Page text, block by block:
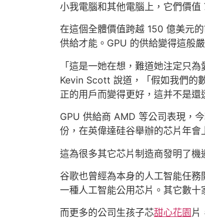
小我電腦和其他電腦上，它們價值
在這個全體價值跨越 150 億美元
供給才能。GPU 的供給變得這般
「這是一她在想，難道她注定只
Kevin Scott 說道，「假如我們的
正的用戶而變得更好，這并不是還
GPU 供給商 AMD 等公司表現，
份，在英偉達硅谷舉辦的芯片年
這為很多其它芯片制造商發明了機
谷歌也曾經為本身的人工智能任
一種人工智能公用芯片。其它數
而更多的公司生孩子芯甜心花園 片